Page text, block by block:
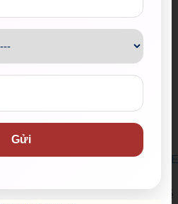
paraphrase đề bài đấy.
hành
gì rút ra được
chú đó trong ngày
để làm lại với những kiến
trên đây sẽ giúp bạn đọc
chủ đề Leadership trong
IE
để
Gửi